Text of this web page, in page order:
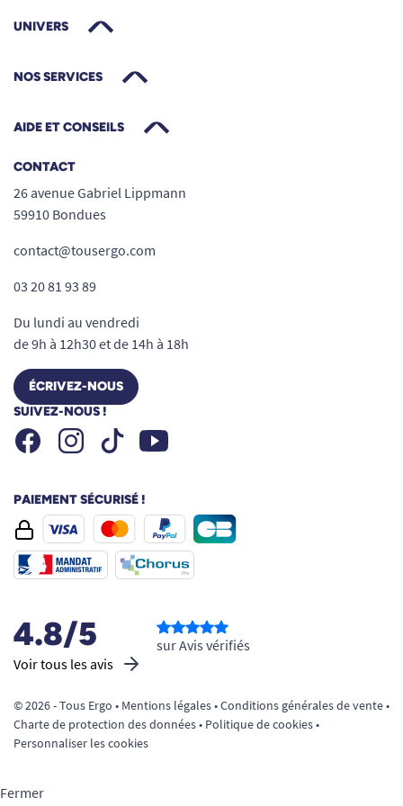
besoin. Une fois que le dispositif a été mis en
s’assurer que tout fonctionne bien. Il est
(chutes, agressions, malaises…). L’appareil
s’autotest toutes les semaines. Ainsi en cas de
défaut technique, le centre d’écoute est
immédiatement alerté.
UNIVERS
NOS SERVICES
AIDE ET CONSEILS
CONTACT
26 avenue Gabriel Lippmann
59910 Bondues
contact@tousergo.com
03 20 81 93 89
Du lundi au vendredi
de 9h à 12h30 et de 14h à 18h
ÉCRIVEZ-NOUS
SUIVEZ-NOUS !
FacebookInstagramTiktok Youtube
PAIEMENT SÉCURISÉ !
4.8/5
Voir tous les avis
sur Avis vérifiés
© 2026 - Tous Ergo • Mentions légales•Conditions générales de vente•
Charte de protection des données• Politique de cookies•
Personnaliser les cookies
Fermer